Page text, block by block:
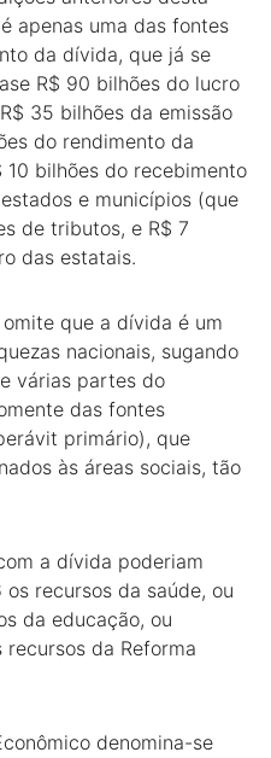
apenas uma das fontes
da dívida, que já se
R$ 90 bilhões do lucro
35 bilhões da emissão
do rendimento da
10 bilhões do recebimento
e municípios (que
de tributos, e R$ 7
das estatais.
que a dívida é um
nacionais, sugando
várias partes do
das fontes
primário), que
às áreas sociais, tão
a dívida poderiam
recursos da saúde, ou
da educação, ou
da Reforma
denomina-se